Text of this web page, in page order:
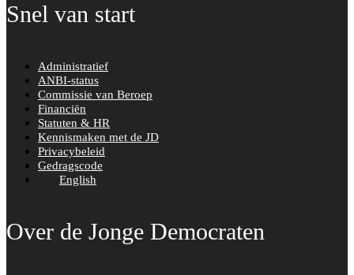
Snel van start
Administratief
ANBI-status
Commissie van Beroep
Financiën
Statuten & HR
Kennismaken met de JD
Privacybeleid
Gedragscode
English
Over de Jonge Democraten